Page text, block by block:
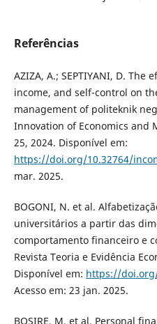
Referências
AZIZA, A.; SEPTIYANI, D.
income, and self-control on
management of politeknik
Innovation of Economics and
25, 2024. Disponível em:
https://doi.org/10.32764/
mar. 2025.
BOGONI, N. et al.
universitários a partir das
comportamento financeiro e
Revista Teoria e Evidência
Disponível em: https://
Acesso em: 23 jan. 2025.
BOSIRE, M. et al. Personal